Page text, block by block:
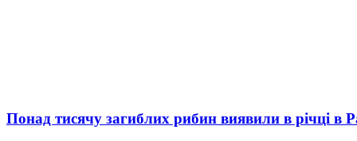
Понад тисячу загиблих рибин виявили в річці в